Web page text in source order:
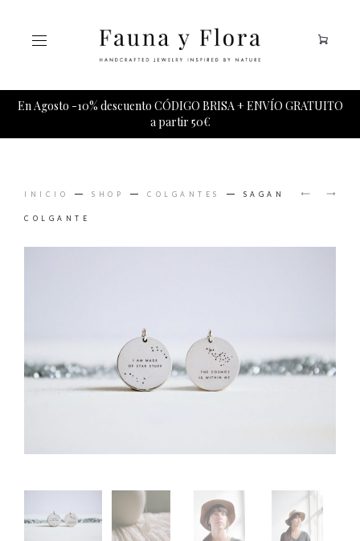
En Agosto -10% descuento CÓDIGO BRISA + ENVÍO GRATUITO
a partir 50€
INICIO SHOP COLGANTES SAGAN
COLGANTE